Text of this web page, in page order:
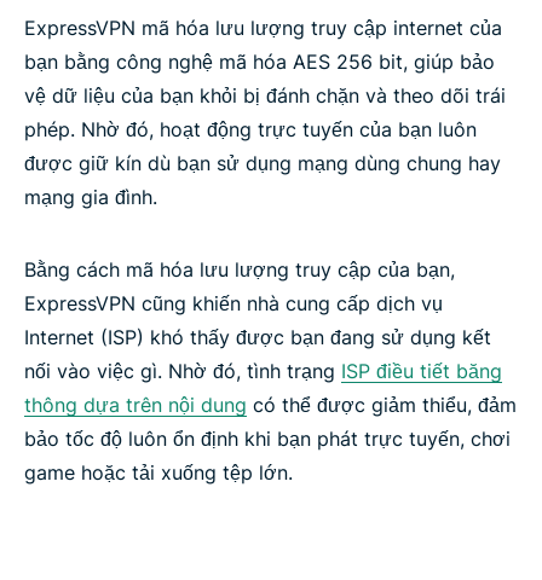
ExpressVPN mã hóa lưu lượng truy cập internet của
bạn bằng công nghệ mã hóa AES 256 bit, giúp bảo
vệ dữ liệu của bạn khỏi bị đánh chặn và theo dõi trái
phép. Nhờ đó, hoạt động trực tuyến của bạn luôn
được giữ kín dù bạn sử dụng mạng dùng chung hay
mạng gia đình.
Bằng cách mã hóa lưu lượng truy cập của bạn,
ExpressVPN cũng khiến nhà cung cấp dịch vụ
Internet (ISP) khó thấy được bạn đang sử dụng kết
nối vào việc gì. Nhờ đó, tình trạng ISP điều tiết băng
thông dựa trên nội dung có thể được giảm thiểu, đảm
bảo tốc độ luôn ổn định khi bạn phát trực tuyến, chơi
game hoặc tải xuống tệp lớn.